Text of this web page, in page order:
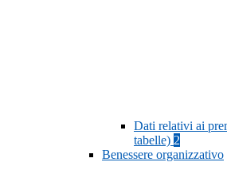
Dati relativi ai
tabelle) 2
Benessere organizzativo